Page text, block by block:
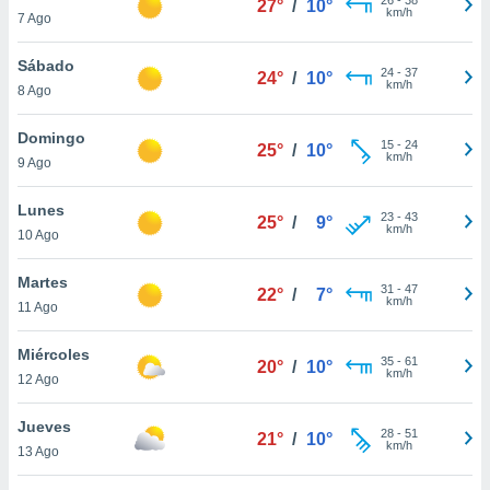
más
nuestra
y
de
disponible
cookies
aceptar
7 Ago
27° / 10°
km/h
Sábado
8 Ago
24° / 10° 24- 37
km/h
Domingo
9 Ago
25° / 10° 15- 24
km/h
Lunes
10 Ago
25° / 9° 23- 43
km/h
Martes
11 Ago
22° / 7° 31 - 47
km/h
Miércoles
12 Ago
20° / 10° 35- 61
km/h
Jueves
13 Ago
21° / 10° 28- 51
km/h